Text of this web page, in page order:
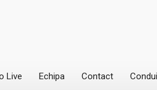
Live Echipa Contact